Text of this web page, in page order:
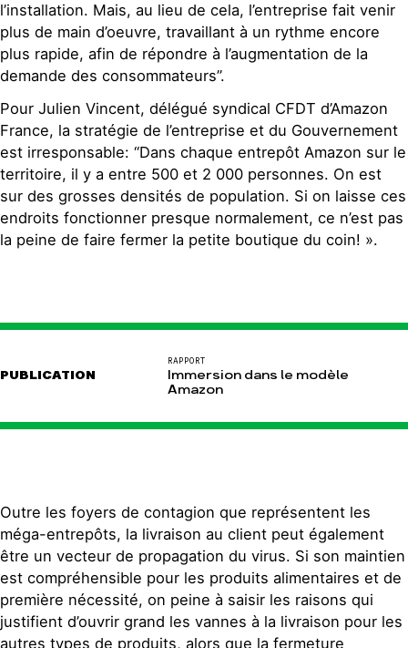
l’installation. Mais, au lieu de cela, l’entreprise fait venir
plus de main d’oeuvre, travaillant à un rythme encore
plus rapide, afin de répondre à l’augmentation de la
demande des consommateurs”.
Pour Julien Vincent, délégué syndical CFDT d’Amazon
France, la stratégie de l’entreprise et du Gouvernement
est irresponsable: “Dans chaque entrepôt Amazon sur le
territoire, il y a entre 500 et 2 000 personnes. On est
sur des grosses densités de population. Si on laisse ces
endroits fonctionner presque normalement, ce n’est pas
la peine de faire fermer la petite boutique du coin! ».
PUBLICATION
RAPPORT
Immersion dans le modèle
Amazon
Outre les foyers de contagion que représentent les
méga-entrepôts, la livraison au client peut également
être un vecteur de propagation du virus. Si son maintien
est compréhensible pour les produits alimentaires et de
première nécessité, on peine à saisir les raisons qui
justifient d’ouvrir grand les vannes à la livraison pour les
autres types de produits, alors que la fermeture